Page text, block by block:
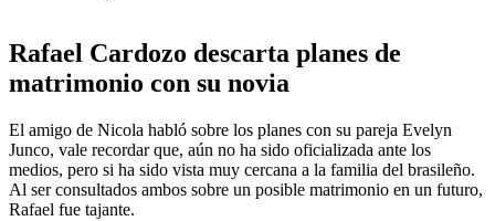
Rafael Cardozo descarta planes de
matrimonio con su novia
El amigo de Nicola habló sobre los planes con su pareja Evelyn
Junco, vale recordar que, aún no ha sido oficializada ante los
medios, pero si ha sido vista muy cercana a la familia del brasileño.
Al ser consultados ambos sobre un posible matrimonio en un futuro,
Rafael fue tajante.